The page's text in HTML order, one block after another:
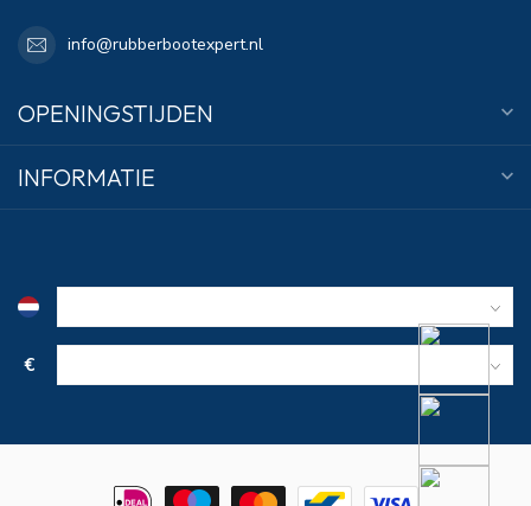
info@rubberbootexpert.nl
OPENINGSTIJDEN
INFORMATIE
€